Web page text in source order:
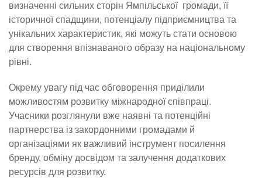
визначенні сильних сторін Ямпільської громади, її
історичної спадщини, потенціалу підприємництва та
унікальних характеристик, які можуть стати основою
для створення впізнаваного образу на національному
рівні.
Окрему увагу під час обговорення приділили
можливостям розвитку міжнародної співпраці.
Учасники розглянули вже наявні та потенційні
партнерства із закордонними громадами й
організаціями як важливий інструмент посилення
бренду, обміну досвідом та залучення додаткових
ресурсів для розвитку.